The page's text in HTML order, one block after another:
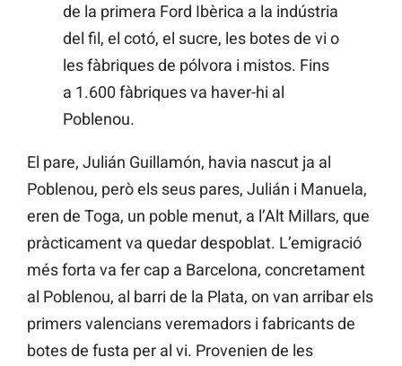
de la primera Ford Ibèrica a la indústria
del fil, el cotó, el sucre, les botes de vi o
les fàbriques de pólvora i mistos. Fins
a 1.600 fàbriques va haver-hi al
Poblenou.
El pare, Julián Guillamón, havia nascut ja al
Poblenou, però els seus pares, Julián i Manuela,
eren de Toga, un poble menut, a l’Alt Millars, que
pràcticament va quedar despoblat. L’emigració
més forta va fer cap a Barcelona, concretament
al Poblenou, al barri de la Plata, on van arribar els
primers valencians veremadors i fabricants de
botes de fusta per al vi. Provenien de les